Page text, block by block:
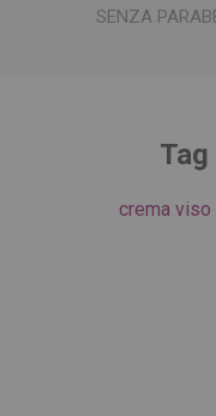
SENZA
crema viso